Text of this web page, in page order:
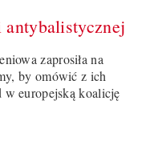
zaprosiła na
by omówić z ich
w europejską koalicję